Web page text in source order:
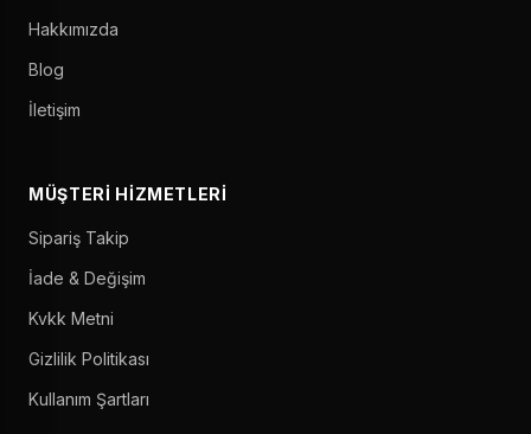
Hakkımızda
Blog
İletişim
MÜŞTERI HIZMETLERI
Sipariş Takip
İade & Değişim
Kvkk Metni
Gizlilik Politikası
Kullanım Şartları